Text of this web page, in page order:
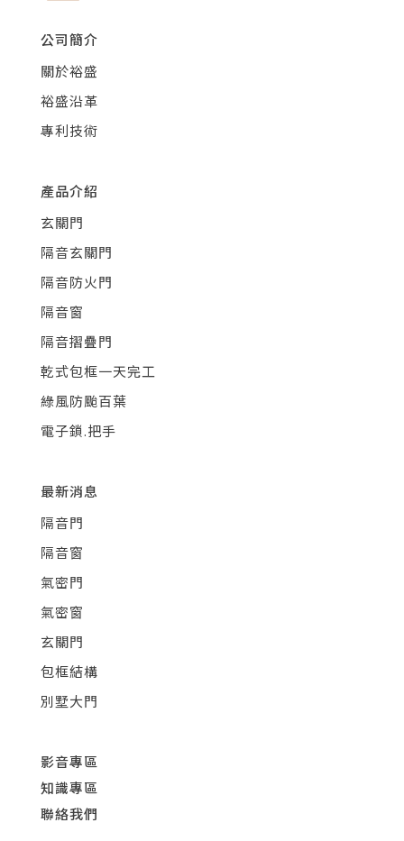
公司簡介
關於裕盛
裕盛沿革
專利技術
產品介紹
玄關門
隔音玄關門
隔音防火門
隔音窗
隔音摺疊門
乾式包框一天完工
綠風防颱百葉
電子鎖.把手
最新消息
隔音門
隔音窗
氣密門
氣密窗
玄關門
包框結構
別墅大門
影音專區
知識專區
聯絡我們